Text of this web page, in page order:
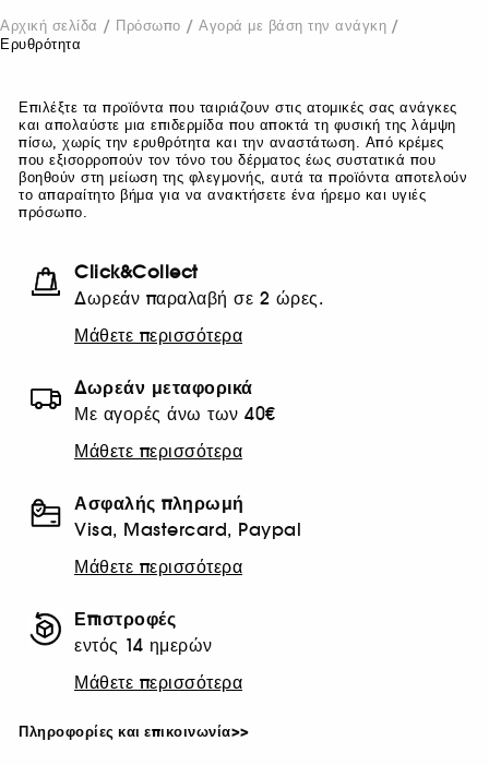
Αρχική σελίδα Πρόσωπο Αγορά με βάση την ανάγκη
Ερυθρότητα
Επιλέξτε τα προϊόντα που ταιριάζουν στις ατομικές σας ανάγκες
και απολαύστε μια επιδερμίδα που αποκτά τη φυσική της λάμψη
πίσω, χωρίς την ερυθρότητα και την αναστάτωση. Από κρέμες
που εξισορροπούν τον τόνο του δέρματος έως συστατικά που
βοηθούν στη μείωση της φλεγμονής, αυτά τα προϊόντα αποτελούν
το απαραίτητο βήμα για να ανακτήσετε ένα ήρεμο και υγιές
πρόσωπο.
Click&Collect
Δωρεάν παραλαβή σε 2 ώρες.
Μάθετε περισσότερα
Δωρεάν μεταφορικά
Με αγορές άνω των 40€
Μάθετε περισσότερα
Ασφαλής πληρωμή
Visa, Mastercard, Paypal
Μάθετε περισσότερα
Επιστροφές
εντός 14 ημερών
Μάθετε περισσότερα
Πληροφορίες και επικοινωνία>>